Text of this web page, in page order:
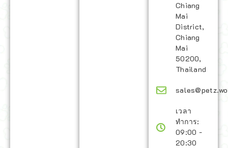
Chiang
Mai
District,
Chiang
Mai
50200,
Thailand
เวลา
ทำการ:
09:00 -
20:30